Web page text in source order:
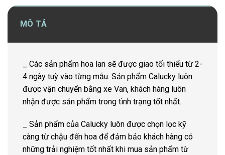
MÔ TẢ
_ Các sản phẩm hoa lan sẽ được giao tối thiểu từ 2-
4 ngày tuỳ vào từng mẫu. Sản phẩm Calucky luôn
được vận chuyển bằng xe Van, khách hàng luôn
nhận được sản phẩm trong tình trạng tốt nhất.
_ Sản phẩm của Calucky luôn được chọn lọc kỹ
càng từ chậu đến hoa để đảm bảo khách hàng có
những trải nghiệm tốt nhất khi mua sản phẩm từ